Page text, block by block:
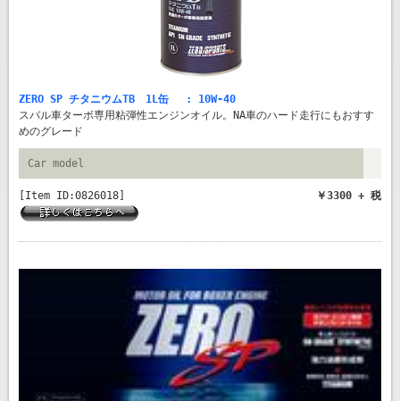
ZERO SP チタニウムTB 1L缶 : 10W-40
スバル車ターボ専用粘弾性エンジンオイル。NA車のハード走行にもおすす
めのグレード
Car model
[Item ID:0826018] ￥3300 + 税